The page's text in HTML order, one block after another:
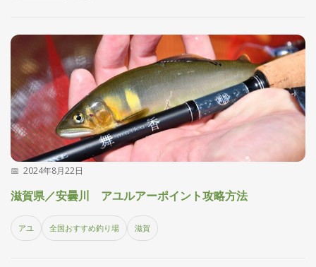
2024年8月22日
滋賀県／安曇川 アユルアーポイント攻略方法
アユ 全国おすすめ釣り場 滋賀
📍
国
お
す
す
め
釣
り
場
›
編
部
お